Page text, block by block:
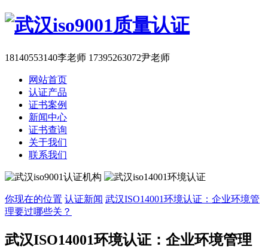
18140553140李老师 17395263072尹老师
网站首页
认证产品
证书案例
新闻中心
证书查询
关于我们
联系我们
你现在的位置 认证新闻 武汉ISO14001环境认证：企业环境管
理要过哪些关？
武汉ISO14001环境认证：企业环境管理